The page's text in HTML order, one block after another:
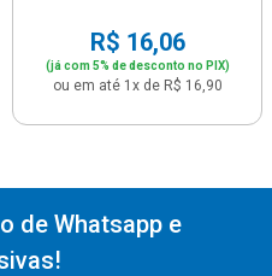
R$ 16,06
(já com 5% de desconto no PIX)
ou em até 1x de R$ 16,90
de Whatsapp e